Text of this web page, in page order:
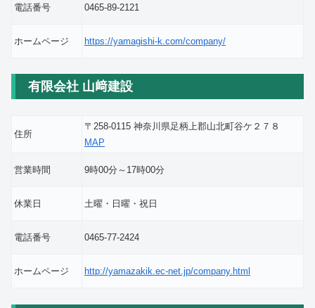
電話番号 0465-89-2121
ホームページ https://yamagishi-k.com/company/
有限会社 山﨑建設
住所
〒258-0115 神奈川県足柄上郡山北町谷ケ２７８
MAP
営業時間 9時00分～17時00分
休業日 土曜・日曜・祝日
電話番号 0465-77-2424
ホームページ http://yamazakik.ec-net.jp/company.html